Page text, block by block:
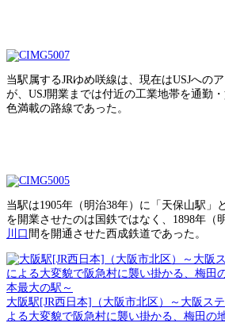
当駅属するJRゆめ咲線は、現在はUSJへの
が、USJ開業までは付近の工業地帯を通勤
色満載の路線であった。
当駅は1905年（明治38年）に「天保山駅」
を開業させたのは国鉄ではなく、1898年（
川口 間を開通させた西成鉄道であった。
大阪駅[JR西日本]（大阪市北区）～大阪ス
よる大変貌で阪急村に襲い掛かる、梅田の